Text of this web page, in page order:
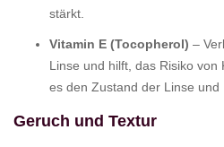
stärkt.
Vitamin E (Tocopherol) –
Linse und hilft, das Risiko von
es den Zustand der Linse und
Geruch und Textur